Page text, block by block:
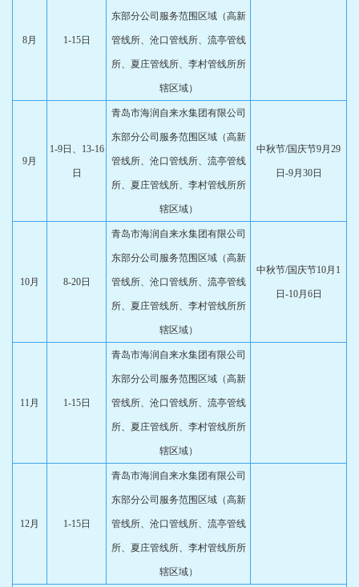
8月 1-15日
东部分公司服务范围区域（高新
管线所、沧口管线所、流亭管线
所、夏庄管线所、李村管线所所
辖区域）
9月
1-9日、13-16
日
青岛市海润自来水集团有限公司
东部分公司服务范围区域（高新
管线所、沧口管线所、流亭管线
所、夏庄管线所、李村管线所所
辖区域）
中秋节/国庆节9月29
日-9月30日
10月 8-20日
青岛市海润自来水集团有限公司
东部分公司服务范围区域（高新
管线所、沧口管线所、流亭管线
所、夏庄管线所、李村管线所所
辖区域）
中秋节/国庆节10月1
日-10月6日
11月 1-15日
青岛市海润自来水集团有限公司
东部分公司服务范围区域（高新
管线所、沧口管线所、流亭管线
所、夏庄管线所、李村管线所所
辖区域）
12月 1-15日
青岛市海润自来水集团有限公司
东部分公司服务范围区域（高新
管线所、沧口管线所、流亭管线
所、夏庄管线所、李村管线所所
辖区域）